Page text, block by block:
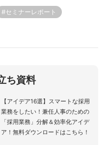
#セミナーレポート
ち資料
【アイデア16選】スマートな採用
業務をしたい！兼任人事のための
「採用業務」分解＆効率化アイデ
ア！無料ダウンロードはこちら！